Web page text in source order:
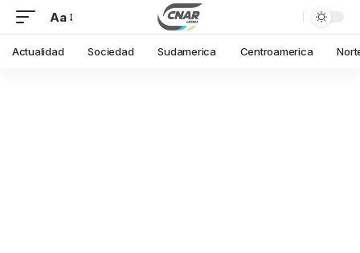
Aa
Actualidad Sociedad Sudamerica Centroamerica